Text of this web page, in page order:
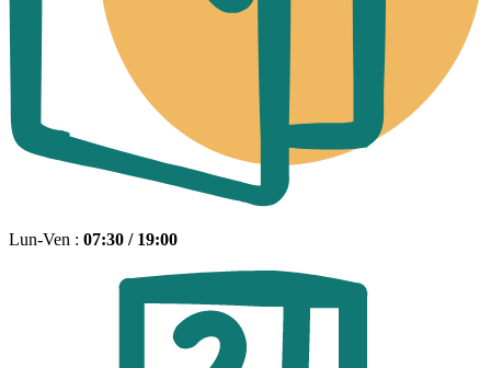
Lun-Ven : 07:30 / 19:00